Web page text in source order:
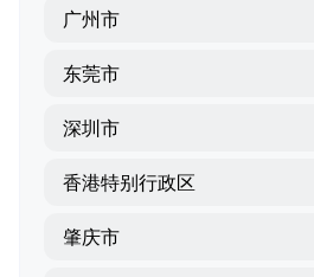
广州市
东莞市
深圳市
香港特别行政区
肇庆市